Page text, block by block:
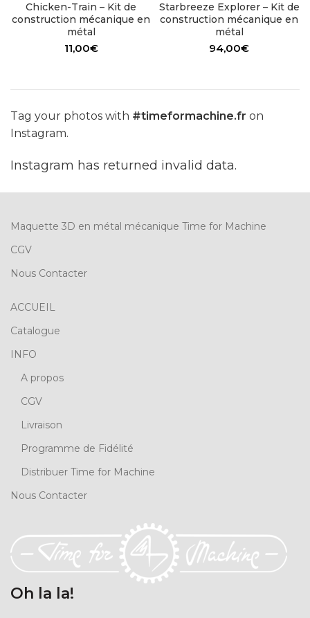
Chicken-Train – Kit de
construction mécanique en
métal
11,00€
Starbreeze Explorer – Kit de
construction mécanique en
métal
94,00€
Tag your photos with #timeformachine.fr on
Instagram.
Instagram has returned invalid data.
Maquette 3D en métal mécanique Time for Machine
CGV
Nous Contacter
ACCUEIL
Catalogue
INFO
A propos
CGV
Livraison
Programme de Fidélité
Distribuer Time for Machine
Nous Contacter
Oh la la!